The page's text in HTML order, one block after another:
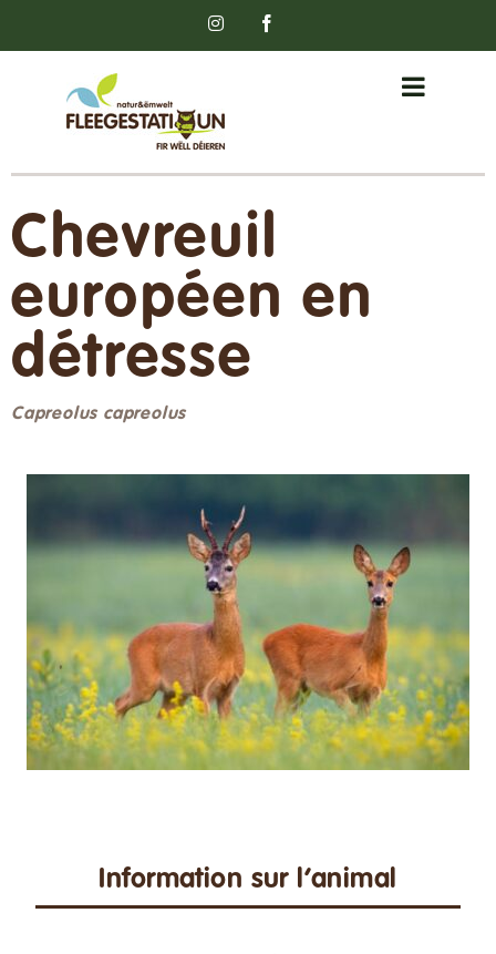
Instagram
Chevreuil
européen en
détresse
Capreolus capreolus
Information sur l’animal